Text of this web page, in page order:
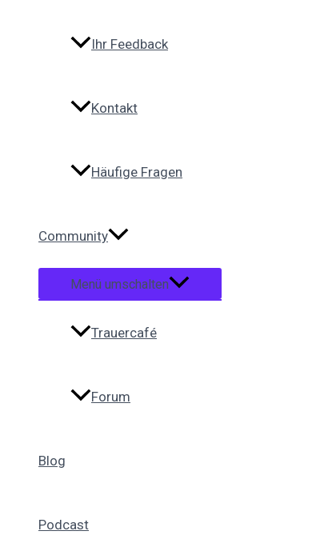
Ihr Feedback
Kontakt
Häufige Fragen
Community
Menü umschalten
Trauercafé
Forum
Blog
Podcast